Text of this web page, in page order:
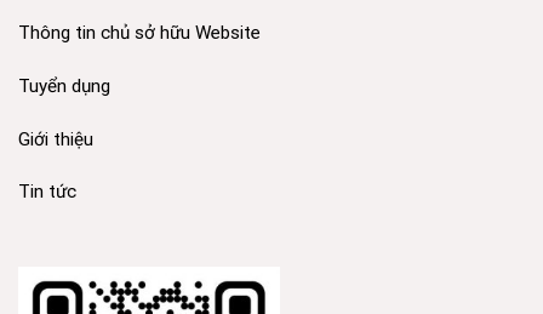
Thông tin chủ sở hữu Website
Tuyển dụng
Giới thiệu
Tin tức